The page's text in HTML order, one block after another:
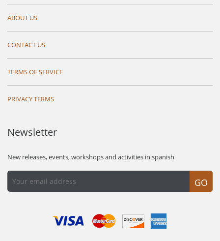
ABOUT US
CONTACT US
TERMS OF SERVICE
PRIVACY TERMS
Newsletter
New releases, events, workshops and activities in spanish
GO